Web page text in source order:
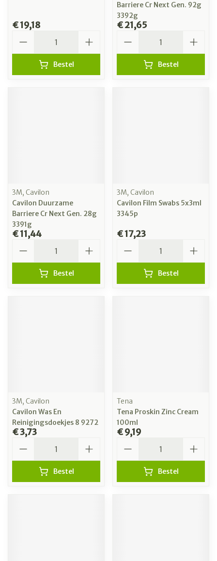
€ 19,18
Bestel
Barriere Cr Next Gen. 92g
3392g
€ 21,65
Bestel
3M, Cavilon
Cavilon Duurzame
Barriere Cr Next Gen. 28g
3391g
€ 11,44
Bestel
3M, Cavilon
Cavilon Film Swabs 5x3ml
3345p
€ 17,23
Bestel
3M, Cavilon
Cavilon Was En
Reinigingsdoekjes 8 9272
€ 3,73
Bestel
Tena
Tena Proskin Zinc Cream
100ml
€ 9,19
Bestel